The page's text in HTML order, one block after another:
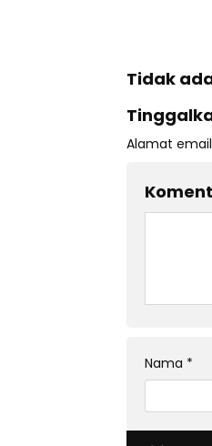
Tidak
Alamat
Nama *